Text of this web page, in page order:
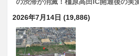
2026年7月14日 (19,886)